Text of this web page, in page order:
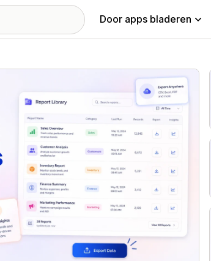
Door apps bladeren